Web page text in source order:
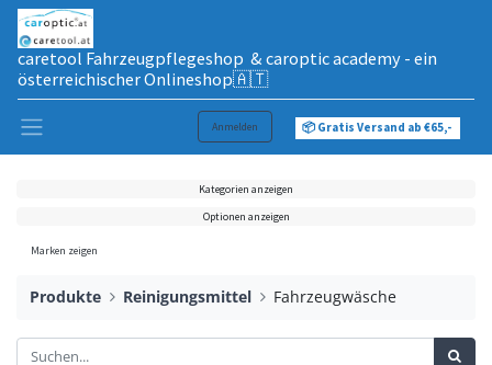
caretool Fahrzeugpflegeshop & caroptic academy - ein
österreichischer Onlineshop🇦🇹
Anmelden 📦 Gratis Versand ab €65,-
Kategorien anzeigen
Optionen anzeigen
Marken zeigen
Produkte Reinigungsmittel Fahrzeugwäsche